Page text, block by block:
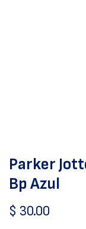
Parker
Bp Azul
$ 30.00